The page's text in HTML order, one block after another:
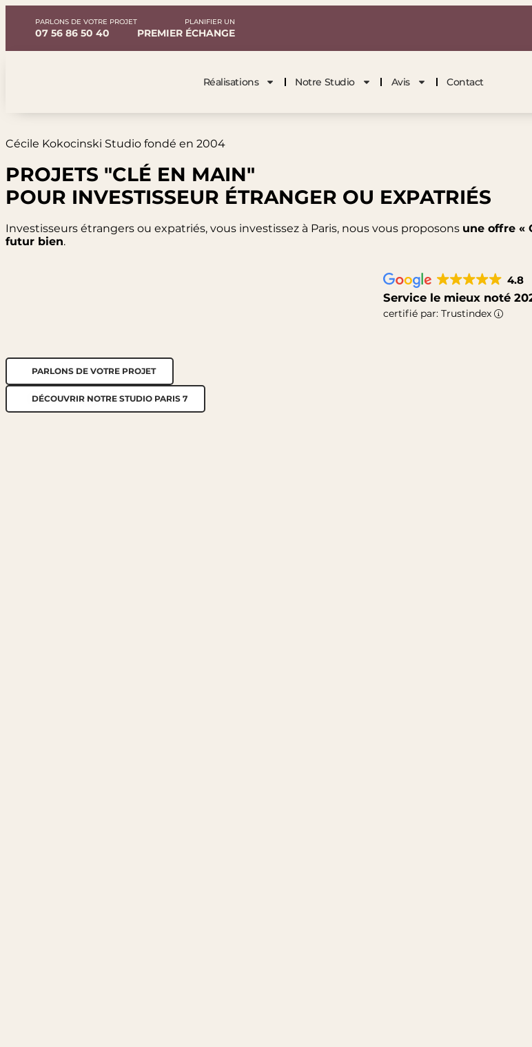
PARLONS DE VOTRE PROJET
07 56 86 50 40
PLANIFIER UN
PREMIER ÉCHANGE
Réalisations Notre Studio Avis Contact
Cécile Kokocinski Studio fondé en 2004
PROJETS "CLÉ EN MAIN"
POUR INVESTISSEUR ÉTRANGER OU EXPATRIÉS
Investisseurs étrangers ou expatriés, vous investissez à Paris, nous vous proposons une offre «
futur bien.
4.8
Service le mieux noté
certifié par: Trustindex
PARLONS DE VOTRE PROJET
DÉCOUVRIR NOTRE STUDIO PARIS 7